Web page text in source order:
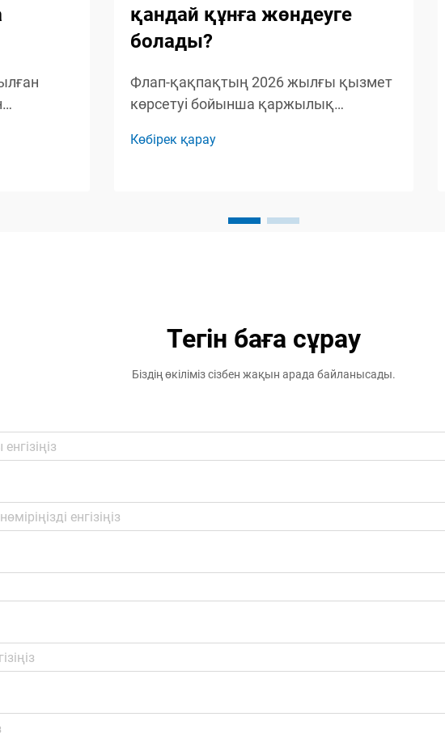
қандай құнға жөндеуге
болады?
Флап-қақпақтың 2026 жылғы қызмет
көрсетуі бойынша қаржылық
істеуі үшін қажетті жалпы
Көбірек қарау
Тегін баға сұрау
Біздің өкіліміз сізбен жақын арада байланысады.